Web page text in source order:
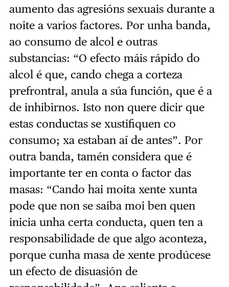
aumento das agresións sexuais durante a
noite a varios factores. Por unha banda,
ao consumo de alcol e outras
substancias: “O efecto máis rápido do
alcol é que, cando chega a corteza
prefrontral, anula a súa función, que é a
de inhibirnos. Isto non quere dicir que
estas conductas se xustifiquen co
consumo; xa estaban aí de antes”. Por
outra banda, tamén considera que é
importante ter en conta o factor das
masas: “Cando hai moita xente xunta
pode que non se saiba moi ben quen
inicia unha certa conducta, quen ten a
responsabilidade de que algo aconteza,
porque cunha masa de xente prodúcese
un efecto de disuasión de